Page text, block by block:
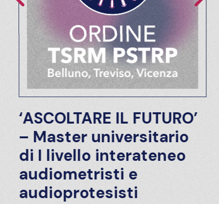
‘ASCOLTARE IL FUTURO’
– Master universitario
di I livello interateneo
audiometristi e
audioprotesisti